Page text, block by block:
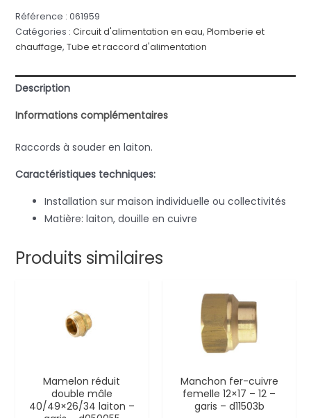
Référence : 061959
Catégories : Circuit d'alimentation en eau, Plomberie et
chauffage, Tube et raccord d'alimentation
Description
Informations complémentaires
Raccords à souder en laiton.
Caractéristiques techniques:
Installation sur maison individuelle ou collectivités
Matière: laiton, douille en cuivre
Produits similaires
Mamelon réduit
double mâle
40/49×26/34 laiton –
Manchon fer-cuivre
femelle 12×17 – 12 –
garis – d11503b